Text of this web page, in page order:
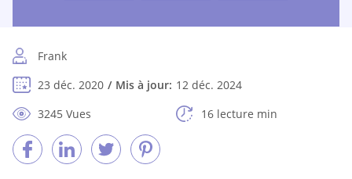
Frank
23 déc. 2020
Mis à jour: 12 déc. 2024
3245 Vues
16 lecture min